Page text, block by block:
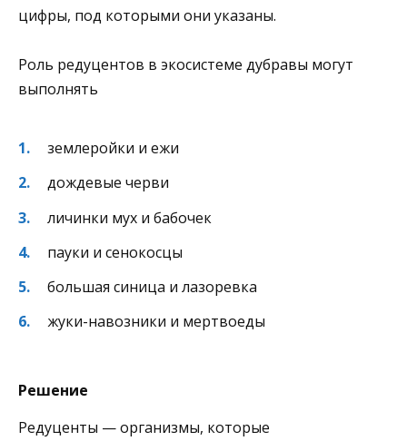
цифры, под которыми они указаны.
Роль редуцентов в экосистеме дубравы могут
выполнять
землеройки и ежи
дождевые черви
личинки мух и бабочек
пауки и сенокосцы
большая синица и лазоревка
жуки-навозники и мертвоеды
Решение
Редуценты — организмы, которые